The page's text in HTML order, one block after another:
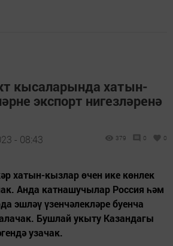
кысаларында хатын-
экспорт нигезләренә
- 08:43 379 0 0
хатын-кызлар өчен ике көнлек
Анда катнашучылар Россия һәм
эшләү үзенчәлекләре буенча
Бушлай укыту Казандагы
узачак.